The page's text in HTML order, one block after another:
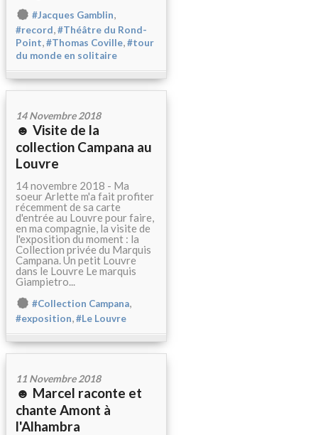
#Jacques Gamblin,
#record,#Théâtre du Rond-
Point,#Thomas Coville,#tour
du monde en solitaire
14 Novembre 2018
☻ Visite de la
collection Campana au
Louvre
14 novembre 2018 - Ma
soeur Arlette m'a fait profiter
récemment de sa carte
d'entrée au Louvre pour faire,
en ma compagnie, la visite de
l'exposition du moment : la
Collection privée du Marquis
Campana. Un petit Louvre
dans le Louvre Le marquis
Giampietro...
#Collection Campana,
#exposition,#Le Louvre
11 Novembre 2018
☻ Marcel raconte et
chante Amont à
l'Alhambra